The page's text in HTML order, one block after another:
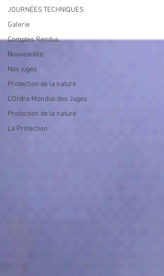
JOURNÉES TECHNIQUES
Galerie
Comptes Rendus
Nouveautés
Nos juges
Protection de la nature
L'Ordre Mondial des Juges
Protection de la nature
La Protection